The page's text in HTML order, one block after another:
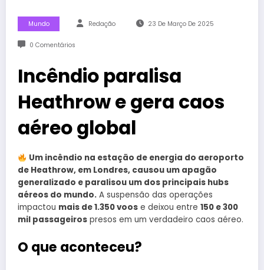
Mundo Redação 23 De Março De 2025
0 Comentários
Incêndio paralisa
Heathrow e gera caos
aéreo global
Um incêndio na estação de energia do aeroporto
de Heathrow, em Londres, causou um apagão
generalizado e paralisou um dos principais hubs
aéreos do mundo. A suspensão das operações
impactou mais de 1.350 voos e deixou entre 150 e 300
mil passageiros presos em um verdadeiro caos aéreo.
O que aconteceu?